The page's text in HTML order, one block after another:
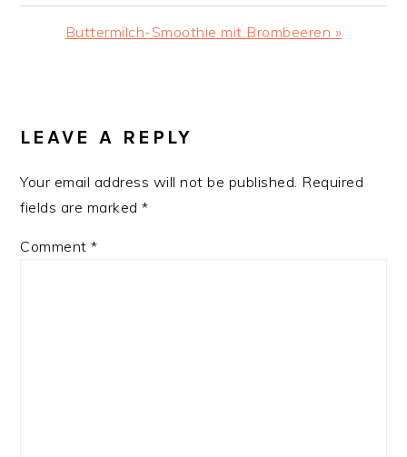
Next
Buttermilch-Smoothie mit Brombeeren »
INTERACTIONS
LEAVE A REPLY
Your email address will not be published. Required
fields are marked*
Comment*